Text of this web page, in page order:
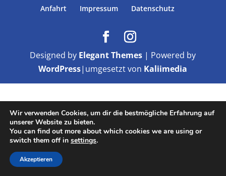
Anfahrt Impressum Datenschutz
Designed by Elegant Themes | Powered by
WordPress|umgesetzt von Kaliimedia
Wir verwenden Cookies, um dir die bestmögliche Erfahrung auf
unserer Website zu bieten.
You can find out more about which cookies we are using or
switch them off in settings.
Akzeptieren